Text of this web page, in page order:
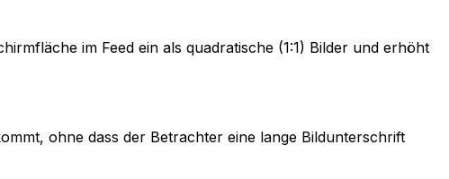
im Feed ein als quadratische (1:1) Bilder und erhöht
ohne dass der Betrachter eine lange Bildunterschrift